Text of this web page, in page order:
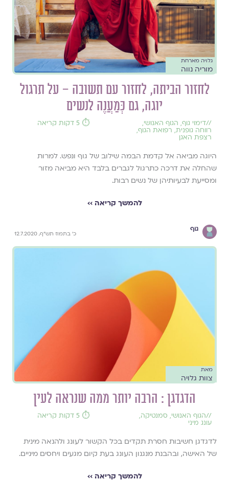
גלויה מארחת
מוריה נווה
לחזור הביתה, לחזור עם תשובה – על תרגול
יוגה, גם כְּמַעֲנֶה לנשים
//דימוי גוף, הגוף האנושי,
רווחה גופנית, רפואת הגוף,
רצפת האגן
⏱️ 5 דקות קריאה
היוגה מביאה אל קדמת הבמה שילוב של גוף ונפש. למרות
שהחלה את דרכה כתרגול לגברים בלבד היא מביאה מזור
ומסייעת לבעיותיהן של נשים רבות.
להמשך קריאה ››
גוף
כ' בתמוז תש"ף, 12.7.2020
מאת
צוות גלויה
הדגדגן : הרבה יותר ממה שנראה לעין
//הגוף האנושי, סמנטיקה,
עונג מיני
⏱️ 5 דקות קריאה
לדגדגן חשיבות חסרת תקדים בכל הקשור לעונג ולהנאה מינית
של האישה, ובהבנת מנגנון העונג בעת קיום מגעים ויחסים מיניים.
להמשך קריאה ››